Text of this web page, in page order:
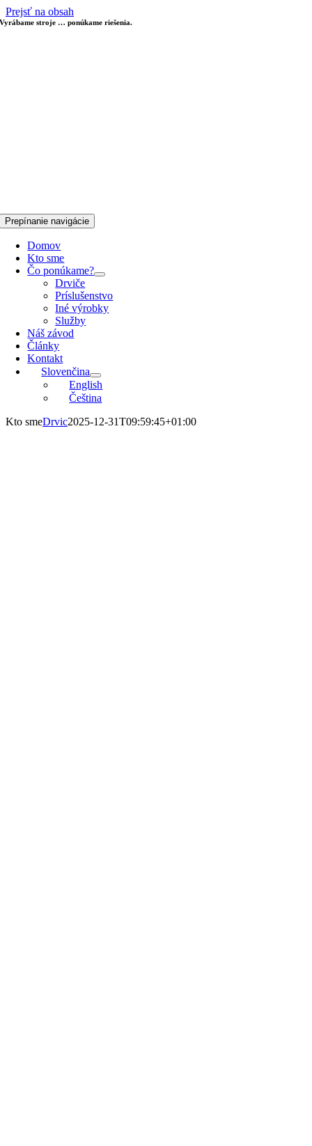
Prejsť na obsah
Vyrábame stroje … ponúkame riešenia.
Prepínanie navigácie
Domov
Kto sme
Čo ponúkame?
Drviče
Príslušenstvo
Iné výrobky
Služby
Náš závod
Články
Kontakt
Slovenčina
English
Čeština
Kto smeDrvic2025-12-31T09:59:45+01:00